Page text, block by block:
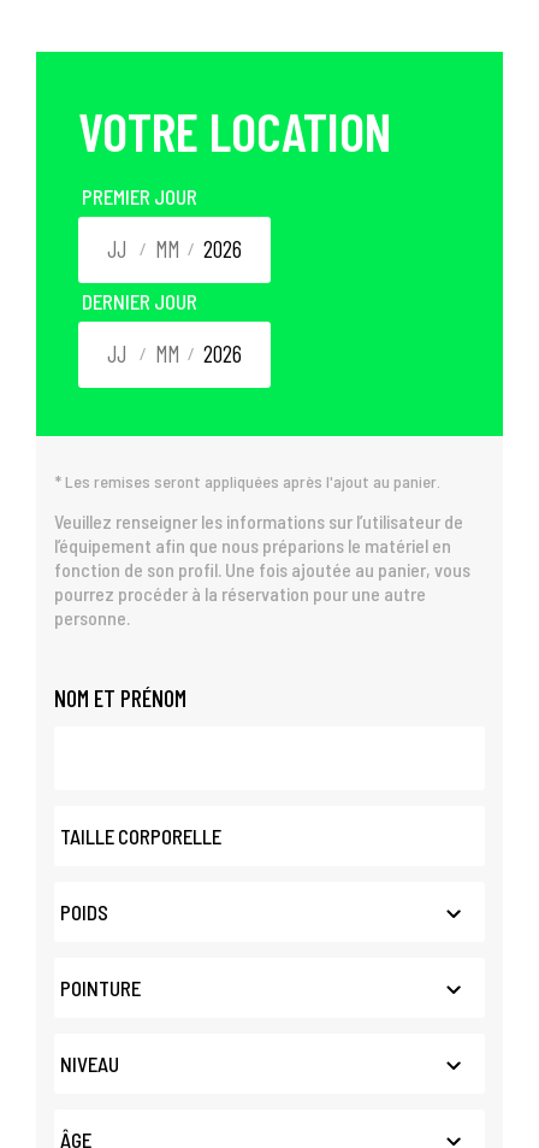
VOTRE LOCATION
PREMIER JOUR
/ /
DERNIER JOUR
/ /
* Les remises seront appliquées après l'ajout au panier.
Veuillez renseigner les informations sur l’utilisateur de
l’équipement afin que nous préparions le matériel en
fonction de son profil. Une fois ajoutée au panier, vous
pourrez procéder à la réservation pour une autre
personne.
NOM ET PRÉNOM